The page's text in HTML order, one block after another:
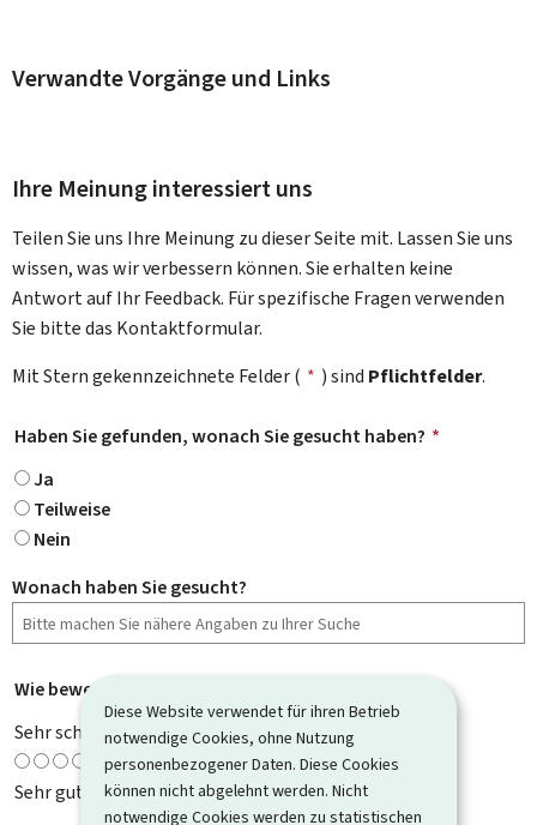
Diese Website verwendet für ihren Betrieb
notwendige Cookies, ohne Nutzung
personenbezogener Daten. Diese Cookies
können nicht abgelehnt werden. Nicht
notwendige Cookies werden zu statistischen
Verwandte Vorgänge und Links
Ihre Meinung interessiert uns
Teilen Sie uns Ihre Meinung zu dieser Seite mit. Lassen Sie uns
wissen, was wir verbessern können. Sie erhalten keine
Antwort auf Ihr Feedback. Für spezifische Fragen verwenden
Sie bitte das Kontaktformular.
Mit Stern gekennzeichnete Felder ( * ) sind Pflichtfelder.
Haben Sie gefunden, wonach Sie gesucht haben? *
Ja
Teilweise
Nein
Wonach haben Sie gesucht?
Wie bewerten Sie diese Seite?
Sehr schlecht
Sehr gut